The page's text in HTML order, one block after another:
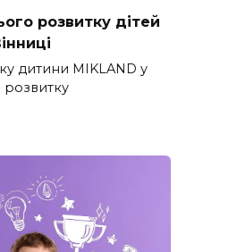
розвитку дітей
дитини MIKLAND у
розвитку